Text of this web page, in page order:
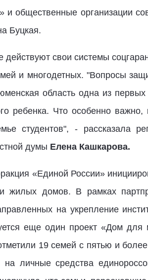
и общественные организации
Буцкая.
действуют свои системы
и многодетных. "Вопросы
область одна из
ребенка. Что особенно
студентов", - рассказала
думы Елена Кашкарова.
«Единой России»
жилых домов. В рамках
на укрепление
еще один проект «Дом для
19 семей с пятью и
на личные средства